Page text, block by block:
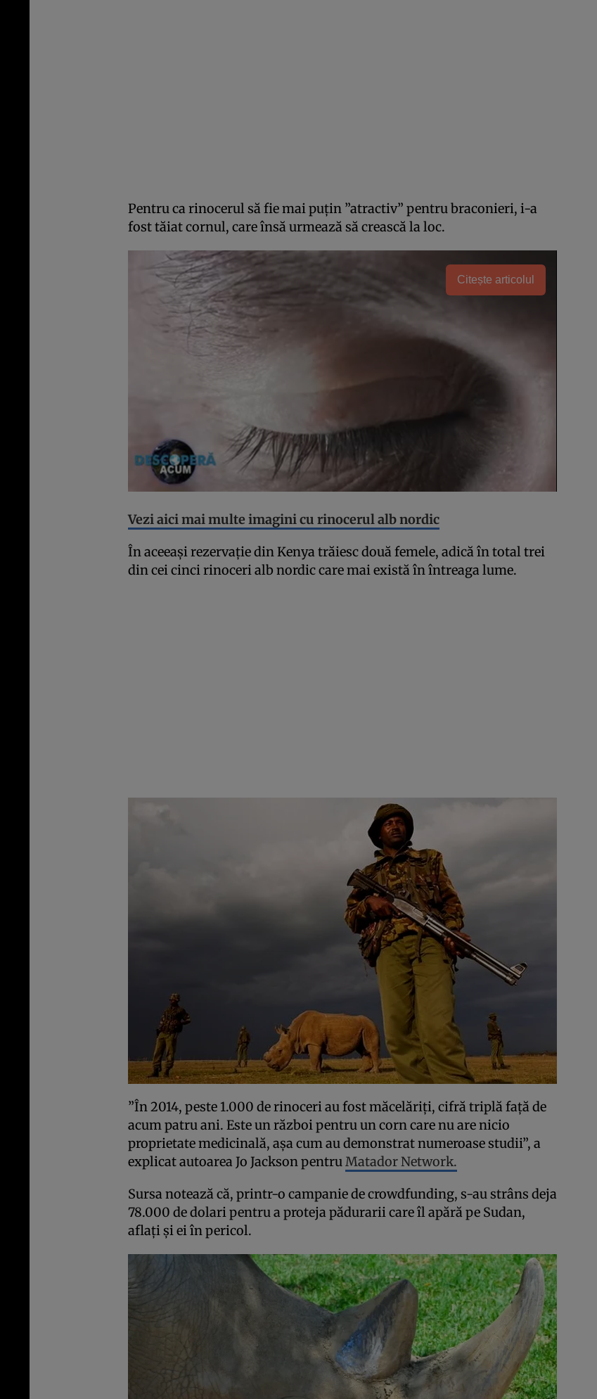
Pentru ca rinocerul să fie mai puţin ”atractiv” pentru braconieri, i-a
fost tăiat cornul, care însă urmează să crească la loc.
Citește articolul
Vezi aici mai multe imagini cu rinocerul alb nordic
În aceeaşi rezervaţie din Kenya trăiesc două femele, adică în total trei
din cei cinci rinoceri alb nordic care mai există în întreaga lume.
”În 2014, peste 1.000 de rinoceri au fost măcelăriţi, cifră triplă faţă de
acum patru ani. Este un război pentru un corn care nu are nicio
proprietate medicinală, aşa cum au demonstrat numeroase studii”, a
explicat autoarea Jo Jackson pentruMatador Network.
Sursa notează că, printr-o campanie de crowdfunding, s-au strâns deja
78.000 de dolari pentru a proteja pădurarii care îl apără pe Sudan,
aflaţi şi ei în pericol.